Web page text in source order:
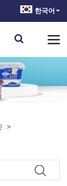
한국어
>